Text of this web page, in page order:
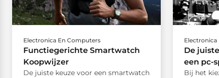
Electronica En Computers
Functiegerichte Smartwatch
Koopwijzer
De juiste keuze voor een smartwatch
Electronica
De
een pc-
Bij het